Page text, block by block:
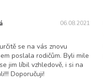
06.08.2021
se na vás znovu
poslala rodičům. Byli mile
jim líbil vzhledově, i si na
Doporučuji!